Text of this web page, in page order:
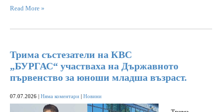
Read More »
Трима състезатели на КВС
„БУРГАС“ участваха на Държавното
първенство за юноши младша възраст.
07.07.2026 | Няма коментари | Новини